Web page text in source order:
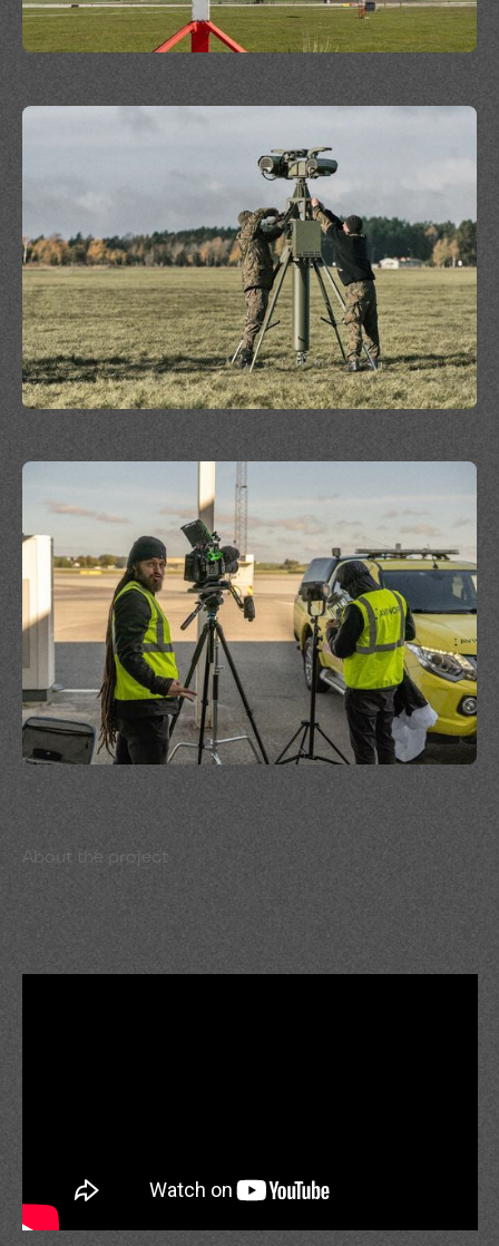
About the project